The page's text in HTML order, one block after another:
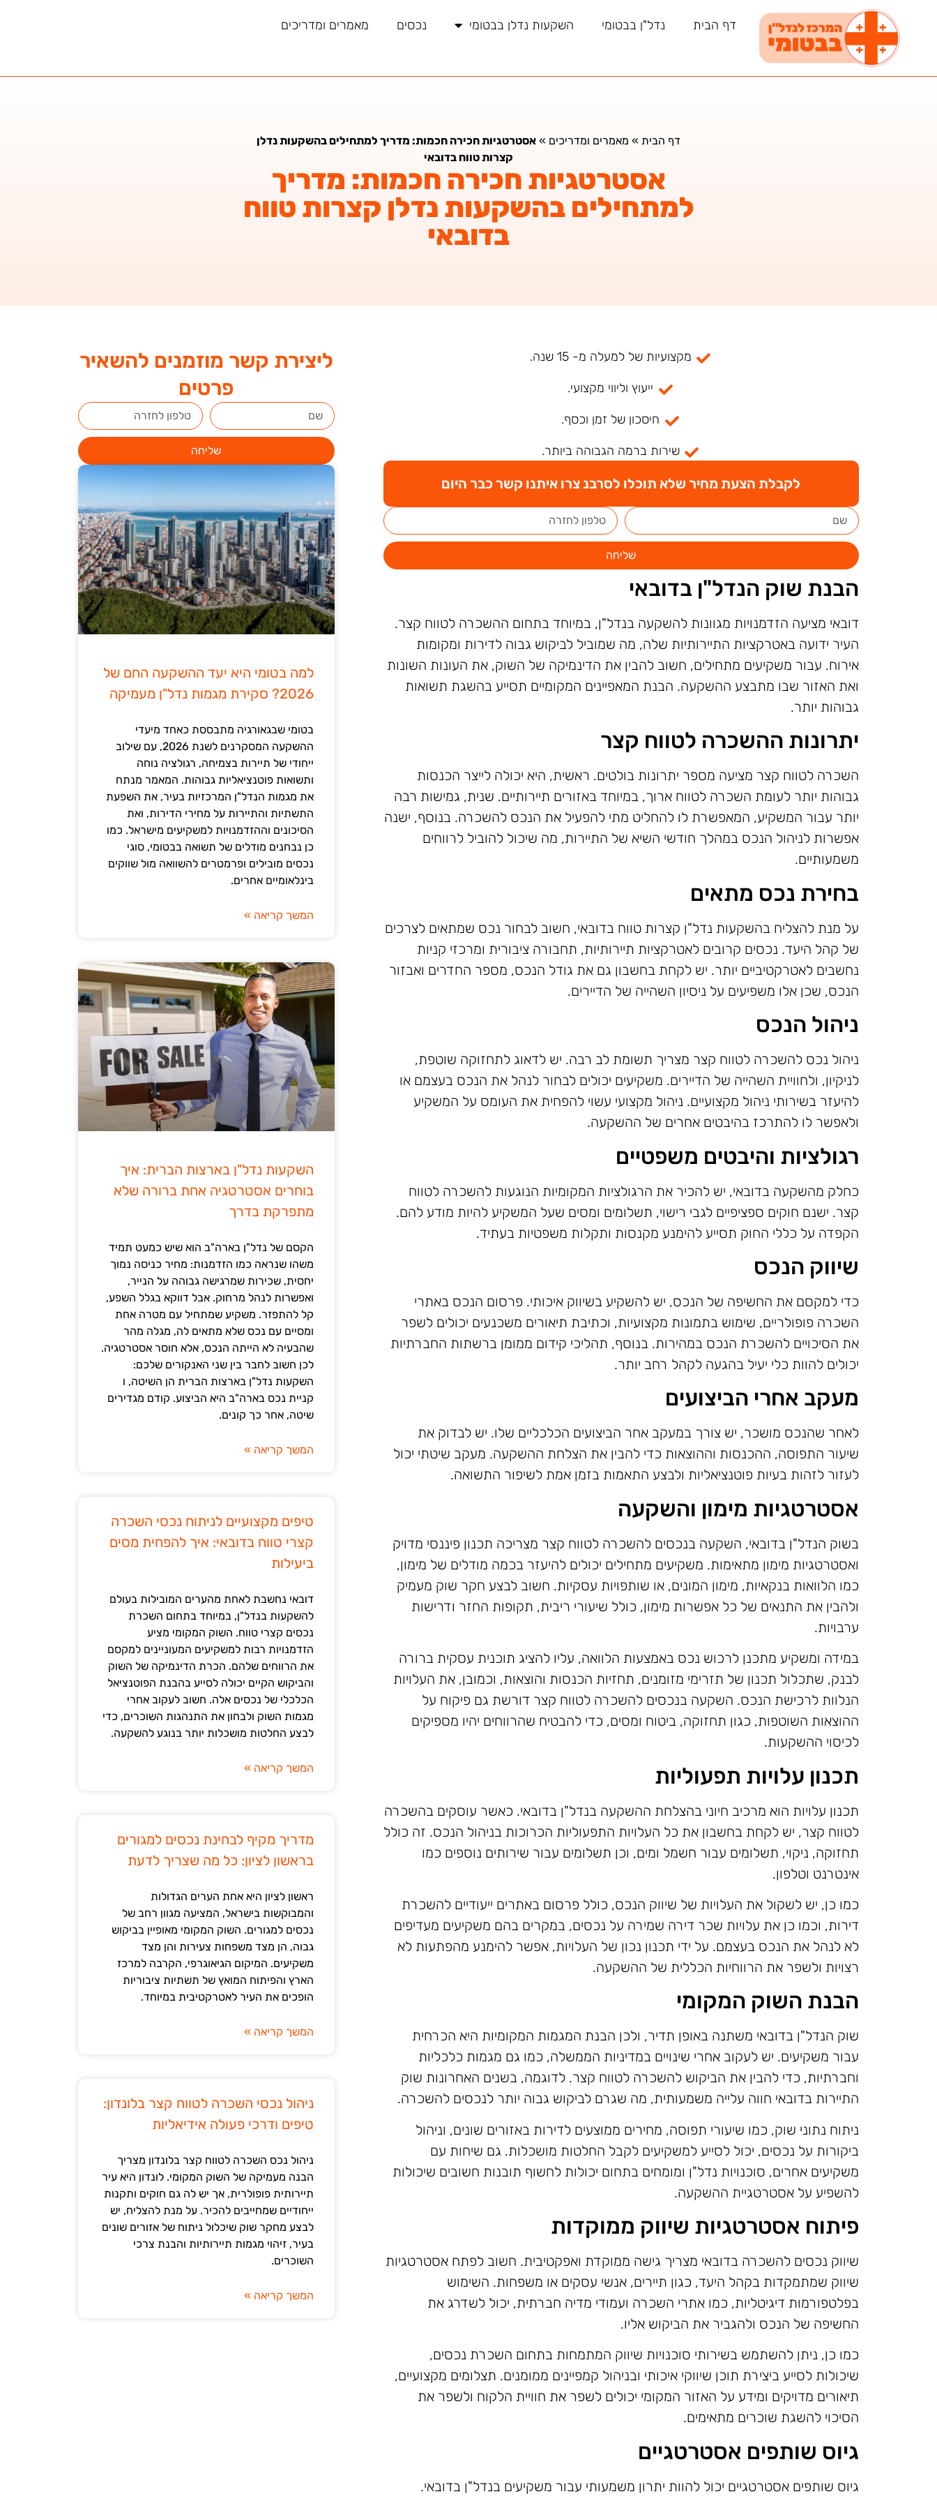
דף הבית נדל"ן בבטומי השקעות נדלן בבטומי נכסים מאמרים ומדריכים
דף הבית » מאמרים ומדריכים » אסטרטגיות חכירה חכמות: מדריך למתחילים בהשקעות נדלן
קצרות טווח בדובאי
אסטרטגיות חכירה חכמות: מדריך
למתחילים בהשקעות נדלן קצרות טווח
בדובאי
ליצירת קשר מוזמנים להשאיר
פרטים
שליחה
למה בטומי היא יעד ההשקעה החם של
2026? סקירת מגמות נדל"ן מעמיקה
בטומי שבגאורגיה מתבססת כאחד מיעדי
ההשקעה המסקרנים לשנת 2026, עם שילוב
ייחודי של תיירות בצמיחה, רגולציה נוחה
ותשואות פוטנציאליות גבוהות. המאמר מנתח
את מגמות הנדל"ן המרכזיות בעיר, את השפעת
התשתיות והתיירות על מחירי הדירות, ואת
הסיכונים וההזדמנויות למשקיעים מישראל. כמו
כן נבחנים מודלים של תשואה בבטומי, סוגי
נכסים מובילים ופרמטרים להשוואה מול שווקים
בינלאומיים אחרים.
המשך קריאה »
השקעות נדל"ן בארצות הברית: איך
בוחרים אסטרטגיה אחת ברורה שלא
מתפרקת בדרך
הקסם של נדל"ן בארה"ב הוא שיש כמעט תמיד
משהו שנראה כמו הזדמנות: מחיר כניסה נמוך
יחסית, שכירות שמרגישה גבוהה על הנייר,
ואפשרות לנהל מרחוק. אבל דווקא בגלל השפע,
קל להתפזר. משקיע שמתחיל עם מטרה אחת
ומסיים עם נכס שלא מתאים לה, מגלה מהר
שהבעיה לא הייתה הנכס, אלא חוסר אסטרטגיה.
לכן חשוב לחבר בין שני האנקורים שלכם:
השקעות נדל"ן בארצות הברית הן השיטה, ו
קניית נכס בארה"ב היא הביצוע. קודם מגדירים
שיטה, אחר כך קונים.
המשך קריאה »
טיפים מקצועיים לניתוח נכסי השכרה
קצרי טווח בדובאי: איך להפחית מסים
ביעילות
דובאי נחשבת לאחת מהערים המובילות בעולם
להשקעות בנדל"ן, במיוחד בתחום השכרת
נכסים קצרי טווח. השוק המקומי מציע
הזדמנויות רבות למשקיעים המעוניינים למקסם
את הרווחים שלהם. הכרת הדינמיקה של השוק
והביקוש הקיים יכולה לסייע בהבנת הפוטנציאל
הכלכלי של נכסים אלה. חשוב לעקוב אחרי
מגמות השוק ולבחון את התנהגות השוכרים, כדי
לבצע החלטות מושכלות יותר בנוגע להשקעה.
המשך קריאה »
מדריך מקיף לבחינת נכסים למגורים
בראשון לציון: כל מה שצריך לדעת
ראשון לציון היא אחת הערים הגדולות
והמבוקשות בישראל, המציעה מגוון רחב של
נכסים למגורים. השוק המקומי מאופיין בביקוש
גבוה, הן מצד משפחות צעירות והן מצד
משקיעים. המיקום הגיאוגרפי, הקרבה למרכז
הארץ והפיתוח המואץ של תשתיות ציבוריות
הופכים את העיר לאטרקטיבית במיוחד.
המשך קריאה »
ניהול נכסי השכרה לטווח קצר בלונדון:
טיפים ודרכי פעולה אידיאליות
ניהול נכס השכרה לטווח קצר בלונדון מצריך
הבנה מעמיקה של השוק המקומי. לונדון היא עיר
תיירותית פופולרית, אך יש לה גם חוקים ותקנות
ייחודיים שמחייבים להכיר. על מנת להצליח, יש
לבצע מחקר שוק שיכלול ניתוח של אזורים שונים
בעיר, זיהוי מגמות תיירותיות והבנת צרכי
השוכרים.
המשך קריאה »
מקצועיות של למעלה מ- 15 שנה.
ייעוץ וליווי מקצועי.
חיסכון של זמן וכסף.
שירות ברמה הגבוהה ביותר.
לקבלת הצעת מחיר שלא תוכלו לסרבנ צרו איתנו קשר כבר היום
שליחה
הבנת שוק הנדל"ן בדובאי
דובאי מציעה הזדמנויות מגוונות להשקעה בנדל"ן, במיוחד בתחום ההשכרה לטווח קצר.
העיר ידועה באטרקציות התיירותיות שלה, מה שמוביל לביקוש גבוה לדירות ומקומות
אירוח. עבור משקיעים מתחילים, חשוב להבין את הדינמיקה של השוק, את העונות השונות
ואת האזור שבו מתבצע ההשקעה. הבנת המאפיינים המקומיים תסייע בהשגת תשואות
גבוהות יותר.
יתרונות ההשכרה לטווח קצר
השכרה לטווח קצר מציעה מספר יתרונות בולטים. ראשית, היא יכולה לייצר הכנסות
גבוהות יותר לעומת השכרה לטווח ארוך, במיוחד באזורים תיירותיים. שנית, גמישות רבה
יותר עבור המשקיע, המאפשרת לו להחליט מתי להפעיל את הנכס להשכרה. בנוסף, ישנה
אפשרות לניהול הנכס במהלך חודשי השיא של התיירות, מה שיכול להוביל לרווחים
משמעותיים.
בחירת נכס מתאים
על מנת להצליח בהשקעות נדל"ן קצרות טווח בדובאי, חשוב לבחור נכס שמתאים לצרכים
של קהל היעד. נכסים קרובים לאטרקציות תיירותיות, תחבורה ציבורית ומרכזי קניות
נחשבים לאטרקטיביים יותר. יש לקחת בחשבון גם את גודל הנכס, מספר החדרים ואבזור
הנכס, שכן אלו משפיעים על ניסיון השהייה של הדיירים.
ניהול הנכס
ניהול נכס להשכרה לטווח קצר מצריך תשומת לב רבה. יש לדאוג לתחזוקה שוטפת,
לניקיון, ולחוויית השהייה של הדיירים. משקיעים יכולים לבחור לנהל את הנכס בעצמם או
להיעזר בשירותי ניהול מקצועיים. ניהול מקצועי עשוי להפחית את העומס על המשקיע
ולאפשר לו להתרכז בהיבטים אחרים של ההשקעה.
רגולציות והיבטים משפטיים
כחלק מהשקעה בדובאי, יש להכיר את הרגולציות המקומיות הנוגעות להשכרה לטווח
קצר. ישנם חוקים ספציפיים לגבי רישוי, תשלומים ומסים שעל המשקיע להיות מודע להם.
הקפדה על כללי החוק תסייע להימנע מקנסות ותקלות משפטיות בעתיד.
שיווק הנכס
כדי למקסם את החשיפה של הנכס, יש להשקיע בשיווק איכותי. פרסום הנכס באתרי
השכרה פופולריים, שימוש בתמונות מקצועיות, וכתיבת תיאורים משכנעים יכולים לשפר
את הסיכויים להשכרת הנכס במהירות. בנוסף, תהליכי קידום ממומן ברשתות החברתיות
יכולים להוות כלי יעיל בהגעה לקהל רחב יותר.
מעקב אחרי הביצועים
לאחר שהנכס מושכר, יש צורך במעקב אחר הביצועים הכלכליים שלו. יש לבדוק את
שיעור התפוסה, ההכנסות וההוצאות כדי להבין את הצלחת ההשקעה. מעקב שיטתי יכול
לעזור לזהות בעיות פוטנציאליות ולבצע התאמות בזמן אמת לשיפור התשואה.
אסטרטגיות מימון והשקעה
בשוק הנדל"ן בדובאי, השקעה בנכסים להשכרה לטווח קצר מצריכה תכנון פיננסי מדויק
ואסטרטגיות מימון מתאימות. משקיעים מתחילים יכולים להיעזר בכמה מודלים של מימון,
כמו הלוואות בנקאיות, מימון המונים, או שותפויות עסקיות. חשוב לבצע חקר שוק מעמיק
ולהבין את התנאים של כל אפשרות מימון, כולל שיעורי ריבית, תקופות החזר ודרישות
ערבויות.
במידה ומשקיע מתכנן לרכוש נכס באמצעות הלוואה, עליו להציג תוכנית עסקית ברורה
לבנק, שתכלול תכנון של תזרימי מזומנים, תחזיות הכנסות והוצאות, וכמובן, את העלויות
הנלוות לרכישת הנכס. השקעה בנכסים להשכרה לטווח קצר דורשת גם פיקוח על
ההוצאות השוטפות, כגון תחזוקה, ביטוח ומסים, כדי להבטיח שהרווחים יהיו מספיקים
לכיסוי ההשקעות.
תכנון עלויות תפעוליות
תכנון עלויות הוא מרכיב חיוני בהצלחת ההשקעה בנדל"ן בדובאי. כאשר עוסקים בהשכרה
לטווח קצר, יש לקחת בחשבון את כל העלויות התפעוליות הכרוכות בניהול הנכס. זה כולל
תחזוקה, ניקוי, תשלומים עבור חשמל ומים, וכן תשלומים עבור שירותים נוספים כמו
אינטרנט וטלפון.
כמו כן, יש לשקול את העלויות של שיווק הנכס, כולל פרסום באתרים ייעודיים להשכרת
דירות, וכמו כן את עלויות שכר דירה שמירה על נכסים, במקרים בהם משקיעים מעדיפים
לא לנהל את הנכס בעצמם. על ידי תכנון נכון של העלויות, אפשר להימנע מהפתעות לא
רצויות ולשפר את הרווחיות הכללית של ההשקעה.
הבנת השוק המקומי
שוק הנדל"ן בדובאי משתנה באופן תדיר, ולכן הבנת המגמות המקומיות היא הכרחית
עבור משקיעים. יש לעקוב אחרי שינויים במדיניות הממשלה, כמו גם מגמות כלכליות
וחברתיות, כדי להבין את הביקוש להשכרה לטווח קצר. לדוגמה, בשנים האחרונות שוק
התיירות בדובאי חווה עלייה משמעותית, מה שגרם לביקוש גבוה יותר לנכסים להשכרה.
ניתוח נתוני שוק, כמו שיעורי תפוסה, מחירים ממוצעים לדירות באזורים שונים, וניהול
ביקורות על נכסים, יכול לסייע למשקיעים לקבל החלטות מושכלות. גם שיחות עם
משקיעים אחרים, סוכנויות נדל"ן ומומחים בתחום יכולות לחשוף תובנות חשובים שיכולות
להשפיע על אסטרטגיית ההשקעה.
פיתוח אסטרטגיות שיווק ממוקדות
שיווק נכסים להשכרה בדובאי מצריך גישה ממוקדת ואפקטיבית. חשוב לפתח אסטרטגיות
שיווק שמתמקדות בקהל היעד, כגון תיירים, אנשי עסקים או משפחות. השימוש
בפלטפורמות דיגיטליות, כמו אתרי השכרה ועמודי מדיה חברתית, יכול לשדרג את
החשיפה של הנכס ולהגביר את הביקוש אליו.
כמו כן, ניתן להשתמש בשירותי סוכנויות שיווק המתמחות בתחום השכרת נכסים,
שיכולות לסייע ביצירת תוכן שיווקי איכותי ובניהול קמפיינים ממומנים. תצלומים מקצועיים,
תיאורים מדויקים ומידע על האזור המקומי יכולים לשפר את חוויית הלקוח ולשפר את
הסיכוי להשגת שוכרים מתאימים.
גיוס שותפים אסטרטגיים
גיוס שותפים אסטרטגיים יכול להוות יתרון משמעותי עבור משקיעים בנדל"ן בדובאי.